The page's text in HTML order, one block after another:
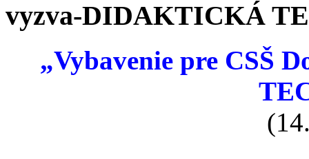
vyzva-DIDAKTICKÁ
„Vybavenie pre CSŠ